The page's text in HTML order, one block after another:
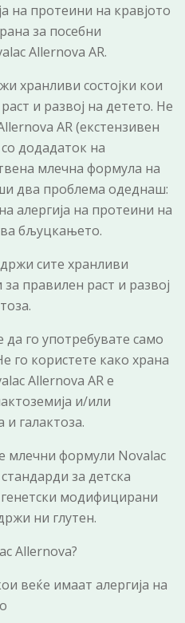
на протеини на кравјото
за посебни
Allernova AR.
хранливи состојки кои
и развој на детето. Не
AR (екстензивен
додадаток на
млечна формула на
два проблема одеднаш:
алергија на протеини на
бљуцкањето.
сите хранливи
правилен раст и развој
го употребувате само
го користете како храна
Allernova AR е
и/или
и галактоза.
млечни формули Novalac
за детска
модифицирани
ни глутен.
Allernova?
веќе имаат алергија на